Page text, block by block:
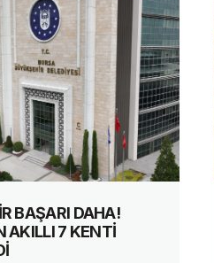
BAŞARI DAHA!
AKILLI 7 KENTİ